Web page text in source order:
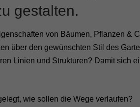
gestalten.
von Bäumen, Pflanzen &
über den gewünschten Stil des
Linien und Strukturen? Damit sich
wie sollen die Wege verlaufen?